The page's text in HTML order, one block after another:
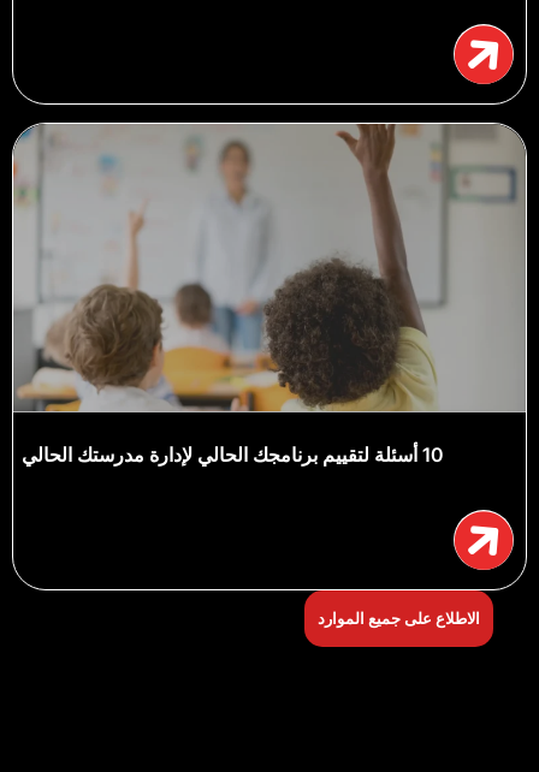
10 أسئلة لتقييم برنامجك الحالي لإدارة مدرستك الحالي
الاطلاع على جميع الموارد